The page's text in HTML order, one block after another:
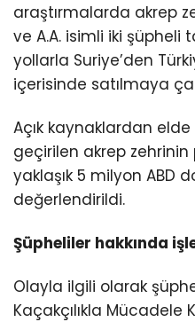
araştırmalarda akrep
ve A.A. isimli iki şüpheli
yollarla Suriye’den
içerisinde satılmaya
Açık kaynaklardan
geçirilen akrep
yaklaşık 5 milyon ABD
değerlendirildi.
Şüpheliler hakkında
Olayla ilgili olarak
Kaçakçılıkla